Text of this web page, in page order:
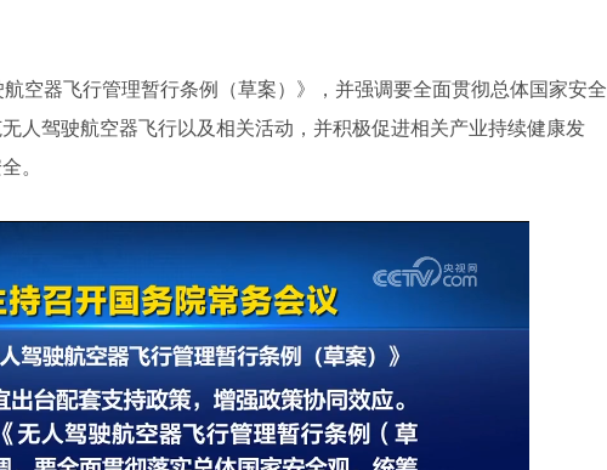
空器飞行管理暂行条例（草案）》，并强调要全面贯彻总体国家安全
人驾驶航空器飞行以及相关活动，并积极促进相关产业持续健康发
。